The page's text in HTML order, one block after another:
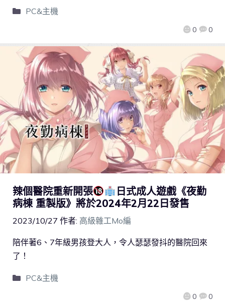
0 0
PC&主機
辣個醫院重新開張
日式成人遊戲《夜勤
病棟 重製版》將於2024年2月22日發售
2023/10/27 作者: 高級雜工Mo編
0 0
陪伴著6、7年級男孩登大人，令人瑟瑟發抖的醫院回來
了！
PC&主機